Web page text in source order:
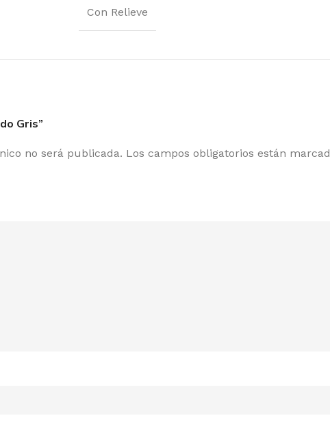
Con Relieve
Gris”
no será publicada. Los campos obligatorios están